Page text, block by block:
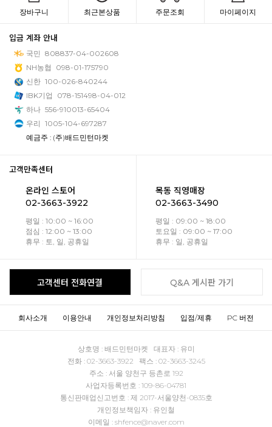
장바구니 최근본상품 주문조회 마이페이지
입금 계좌 안내
국민 808837-04-002608
NH농협
098-01-175790
신한 100-026-840244
IBK기업
078-151498-04-012
하나 556-910013-65404
우리 1005-104-697287
예금주 : (주)배드민턴마켓
고객만족센터
온라인 스토어
02-3663-3922
평일 : 10:00 ~ 16:00
점심 : 12:00 ~ 13:00
휴무 : 토, 일, 공휴일
목동 직영매장
02-3663-3490
평일 : 09:00 ~ 18:00
토요일 : 09:00 ~ 17:00
휴무 : 일, 공휴일
고객센터 전화연결 Q&A 게시판 가기
회사소개 이용안내 개인정보처리방침 입점/제휴 PC 버전
상호명 : 배드민턴마켓 대표자 : 유미
전화 : 02-3663-3922 팩스 : 02-3663-3245
주소 : 서울 양천구 등촌로 192
사업자등록번호 : 109-86-04781
통신판매업신고번호 : 제 2017-서울양천-0835호
개인정보책임자 : 유인철
이메일 : shfence@naver.com